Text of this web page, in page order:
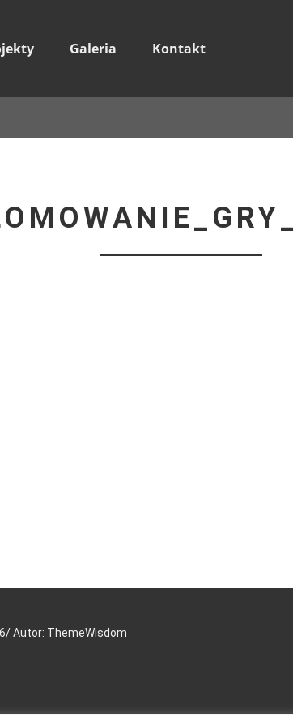
Galeria Kontakt
Autor: ThemeWisdom